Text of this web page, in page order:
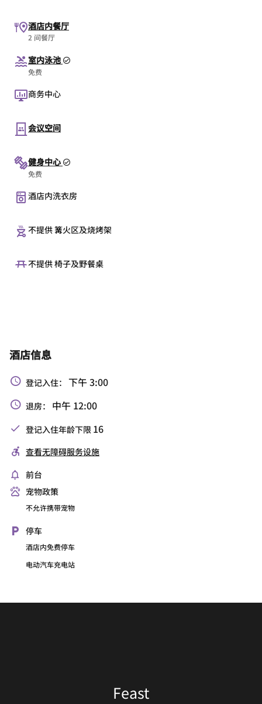
酒店内餐厅
2 间餐厅
室内泳池
免费
商务中心
会议空间
健身中心
免费
酒店内洗衣房
不提供 篝火区及烧烤架
不提供 椅子及野餐桌
酒店信息
登记入住： 下午 3:00
退房： 中午 12:00
登记入住年龄下限 16
查看无障碍服务设施
前台
宠物政策
不允许携带宠物
停车
酒店内免费停车
电动汽车充电站
Feast
大堂酒廊是您与商务伙伴和朋友相聚的理想场所，您可一边